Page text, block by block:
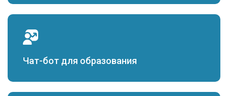
Чат-бот для образования